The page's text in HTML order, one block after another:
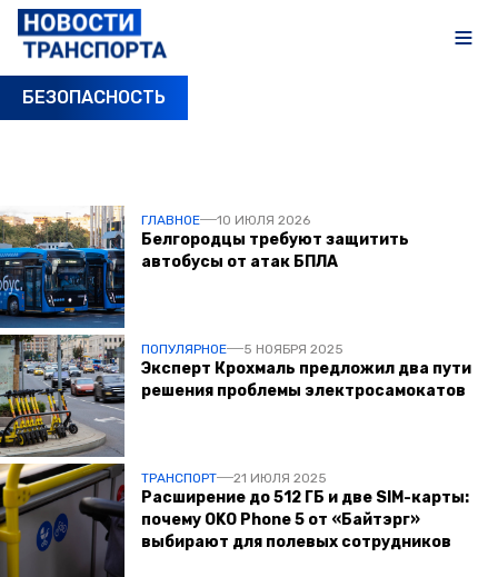
БЕЗОПАСНОСТЬ
ГЛАВНОЕ 10 ИЮЛЯ 2026
Белгородцы требуют защитить
автобусы от атак БПЛА
ПОПУЛЯРНОЕ 5 НОЯБРЯ 2025
Эксперт Крохмаль предложил два пути
решения проблемы электросамокатов
ТРАНСПОРТ 21 ИЮЛЯ 2025
Расширение до 512 ГБ и две SIM-карты:
почему OKO Phone 5 от «Байтэрг»
выбирают для полевых сотрудников